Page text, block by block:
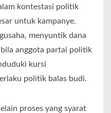
kontestasi politik
untuk kampanye.
menyuntik dana
anggota partai politik
kursi
politik balas budi.
proses yang syarat